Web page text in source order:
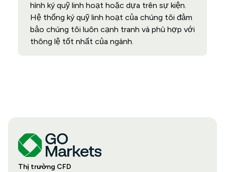
hình ký quỹ linh hoạt hoặc dựa trên sự kiện.
Hệ thống ký quỹ linh hoạt của chúng tôi đảm
bảo chúng tôi luôn cạnh tranh và phù hợp với
thông lệ tốt nhất của ngành.
Thị trường CFD